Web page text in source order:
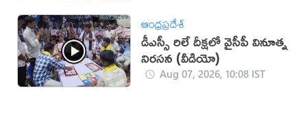
ఆంధ్రప్రదేశ్
డీఎస్సీ రిలే దీక్ష‌లో వైసీపీ వినూత్న
నిర‌స‌న‌ (వీడియో)
Aug 07, 2026, 10:08 IST